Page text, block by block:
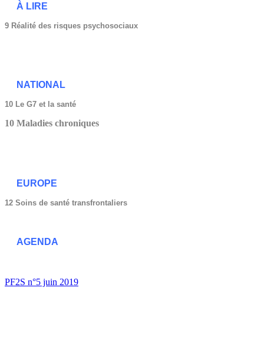
À LIRE
9 Réalité des risques psychosociaux
NATIONAL
10 Le G7 et la santé
10 Maladies chroniques
EUROPE
12 Soins de santé transfrontaliers
AGENDA
PF2S n°5 juin 2019